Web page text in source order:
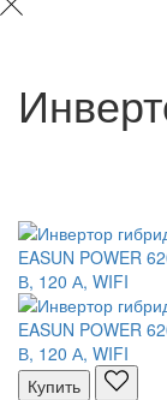
Купить